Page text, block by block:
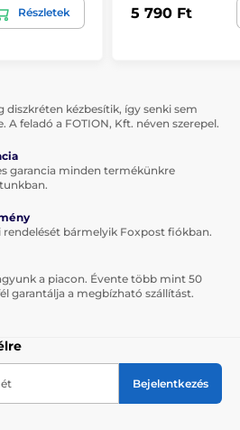
Részletek 5 790 Ft
kézbesítik, így senki sem
A feladó a FOTION, Kft. néven szerepel.
garancia minden termékünkre
rendelését bármelyik Foxpost fiókban.
a piacon. Évente több mint 50
garantálja a megbízható szállítást.
Bejelentkezés